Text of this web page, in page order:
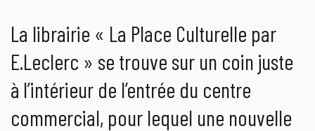
La librairie « La Place Culturelle par
E.Leclerc » se trouve sur un coin juste
à l’intérieur de l’entrée du centre
commercial, pour lequel une nouvelle